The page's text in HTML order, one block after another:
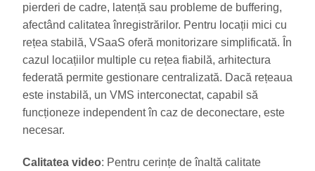
pierderi de cadre, latență sau probleme de buffering,
afectând calitatea înregistrărilor. Pentru locații mici cu
rețea stabilă, VSaaS oferă monitorizare simplificată. În
cazul locațiilor multiple cu rețea fiabilă, arhitectura
federată permite gestionare centralizată. Dacă rețeaua
este instabilă, un VMS interconectat, capabil să
funcționeze independent în caz de deconectare, este
necesar.
Calitatea video: Pentru cerințe de înaltă calitate